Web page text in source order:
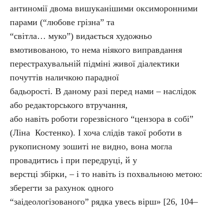
антиномії двома вишуканішими оксиморонними
парами (“любове грізна” та
“світла… муко”) видається художньо
вмотивованою, то нема ніякого виправдання
перестрахувальній підміні живої діалектики
почуттів наличкою парадної
бадьорості. В даному разі перед нами – наслідок
або редакторського втручання,
або навіть роботи горезвісного “цензора в собі”
(Ліна Костенко). І хоча слідів такої роботи в
рукописному зошиті не видно, вона могла
провадитись і при передруці, й у
верстці збірки, – і то навіть із похвальною метою:
зберегти за рахунок одного
“заідеологізованого” рядка увесь вірш» [26, 104–